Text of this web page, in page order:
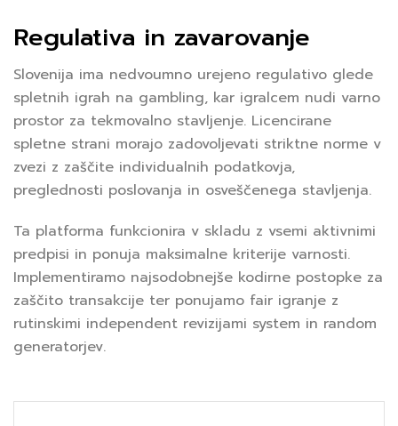
Regulativa in zavarovanje
Slovenija ima nedvoumno urejeno regulativo glede
spletnih igrah na gambling, kar igralcem nudi varno
prostor za tekmovalno stavljenje. Licencirane
spletne strani morajo zadovoljevati striktne norme v
zvezi z zaščite individualnih podatkovja,
preglednosti poslovanja in osveščenega stavljenja.
Ta platforma funkcionira v skladu z vsemi aktivnimi
predpisi in ponuja maksimalne kriterije varnosti.
Implementiramo najsodobnejše kodirne postopke za
zaščito transakcije ter ponujamo fair igranje z
rutinskimi independent revizijami system in random
generatorjev.